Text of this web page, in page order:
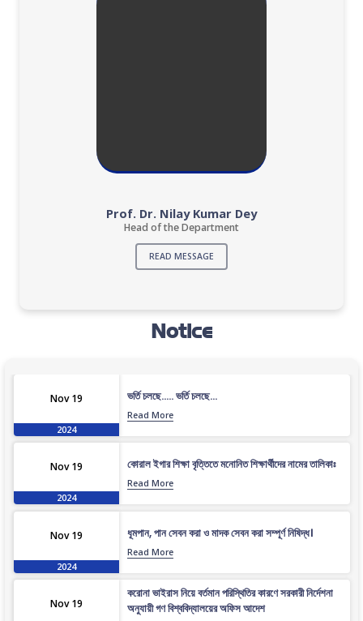
Prof. Dr. Nilay Kumar Dey
Head of the Department
READ MESSAGE
Notice
Nov 19
2024
ভর্তি চলছে….. ভর্তি চলছে…
Read More
Nov 19
2024
কোরাল ইগার শিক্ষা বৃত্তিতে মনোনিত শিক্ষার্থীদের নামের তালিকাঃ
Read More
Nov 19
2024
ধূমপান, পান সেবন করা ও মাদক সেবন করা সম্পূর্ণ নিষিদ্ধ।
Read More
Nov 19
করোনা ভাইরাস নিয়ে বর্তমান পরিস্থিতির কারণে সরকারী নির্দেশনা
অনুযায়ী গণ বিশ্ববিদ্যালয়ের অফিস আদেশ